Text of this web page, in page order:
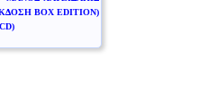
BOX EDITION)